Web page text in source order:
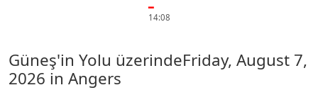
━
14:08
Güneş'in Yolu üzerindeFriday, August 7,
2026 in Angers